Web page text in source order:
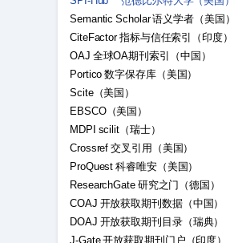
Semantic Scholar 语义学者（美国）
CiteFactor 指标与信任索引（印度）
OAJ 全球OA期刊索引（中国）
Portico 数字保存库（美国）
Scite（美国）
EBSCO（美国）
MDPI scilit（瑞士）
Crossref 交叉引用（美国）
ProQuest 科睿唯安（美国）
ResearchGate 研究之门（德国）
COAJ 开放获取期刊数据（中国）
DOAJ 开放获取期刊目录（瑞典）
J-Gate 开放获取期刊门户（印度）